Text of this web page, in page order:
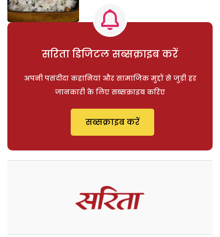
सरिता डिजिटल सब्सक्राइब करें
अपनी पसंदीदा कहानियां और सामाजिक मुद्दों से जुड़ी हर
जानकारी के लिए सब्सक्राइब करिए
सब्सक्राइब करें